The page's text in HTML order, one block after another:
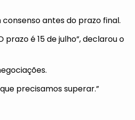
antes do prazo final.
é 15 de julho”, declarou o
precisamos superar.”